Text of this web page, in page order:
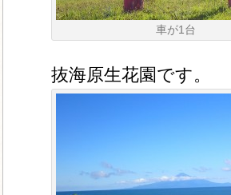
車が1台
抜海原生花園です。